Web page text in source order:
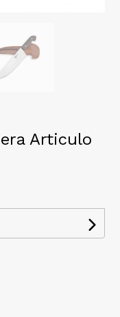
Articulo